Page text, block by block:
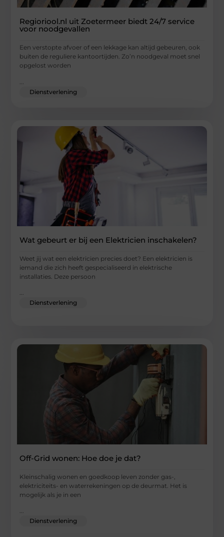
Regioriool.nl uit Zoetermeer biedt 24/7 service
voor noodgevallen
Een verstopte afvoer of een lekkage kan altijd gebeuren, ook
buiten de reguliere kantoortijden. Zo’n noodgeval moet snel
opgelost worden
Dienstverlening
Wat gebeurt er bij een Elektricien inschakelen?
Weet jij wat een elektricien precies doet? Een elektricien is
iemand die zich heeft gespecialiseerd in elektrische
installaties. Deze persoon
...
Dienstverlening
Off-Grid wonen: Hoe doe je dat?
Kleinschalig wonen en goedkoop leven zonder gas-,
elektriciteits- en waterrekeningen op de deurmat. Het is
mogelijk als je in een
...
Dienstverlening